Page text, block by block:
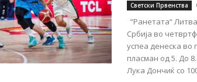
Светски Првенства
“Ранетата“
Србија во
успеа денеска во
пласман од 5. До
Лука Дончиќ со